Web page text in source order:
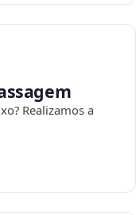
Realizamos a